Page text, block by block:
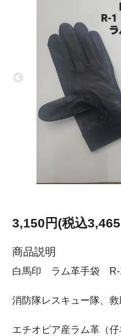
3,150円(税込
商品説明
白馬印 ラム革手袋
消防隊レスキュー隊、
エチオピア産ラム革（仔